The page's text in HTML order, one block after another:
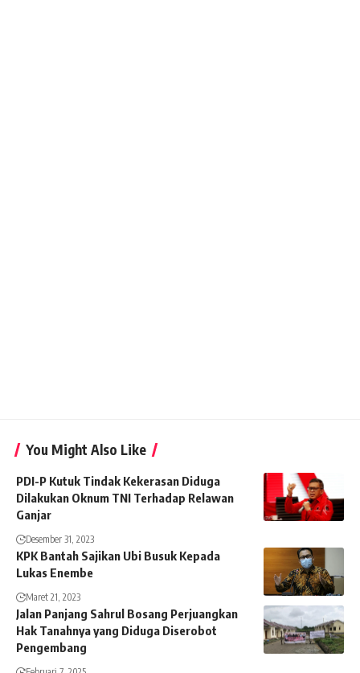
You Might Also Like
PDI-P Kutuk Tindak Kekerasan Diduga
Dilakukan Oknum TNI Terhadap Relawan
Ganjar
Desember 31, 2023
KPK Bantah Sajikan Ubi Busuk Kepada
Lukas Enembe
Maret 21, 2023
Jalan Panjang Sahrul Bosang Perjuangkan
Hak Tanahnya yang Diduga Diserobot
Pengembang